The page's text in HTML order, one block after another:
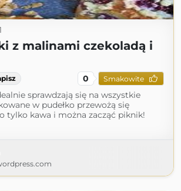
z malinami czekoladą i
0 Smakowite
sprawdzają się na wszystkie
w pudełko przewożą się
tylko kawa i można zacząć piknik!